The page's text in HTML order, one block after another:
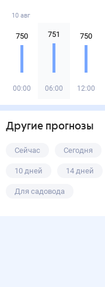
10 авг
750
00:00
751
06:00
750
12:00
Другие прогнозы
Сейчас Сегодня
10 дней 14 дней
Для садовода